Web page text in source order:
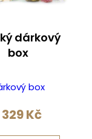
dárkový
box
box
329Kč